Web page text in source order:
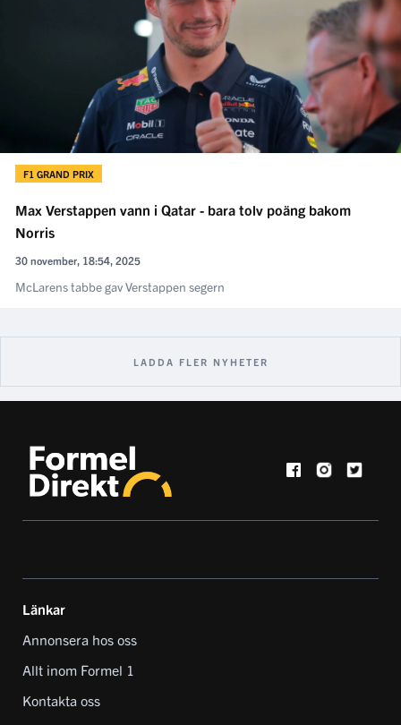
F1 GRAND PRIX
Max Verstappen vann i Qatar - bara tolv poäng bakom
Norris
30 november, 18:54, 2025
McLarens tabbe gav Verstappen segern
LADDA FLER NYHETER
Länkar
Annonsera hos oss
Allt inom Formel 1
Kontakta oss